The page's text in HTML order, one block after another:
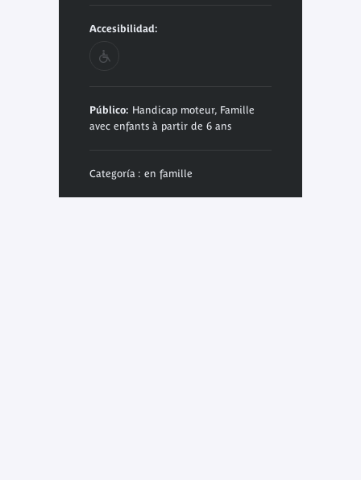
Accesibilidad:
Público: Handicap moteur, Famille
avec enfants à partir de 6 ans
Categoría : en famille